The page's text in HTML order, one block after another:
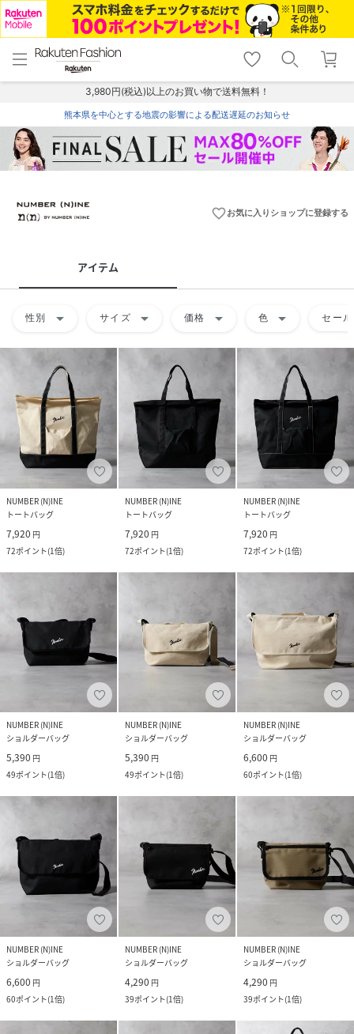
menu home
トップ
shopping_cart lock_outline
ログイン
3,980円(税込)以上のお買い物で送料無料！
熊本県を中心とする地震の影響による配送遅延のお知らせ
favorite_borderお気に入りショップに登録する
アイテム
性別 arrow_drop_down サイズ arrow_drop_down 価格 arrow_drop_down 色 arrow_drop_down セール
NUMBER (N)INE
トートバッグ
7,920 円
72ポイント(1倍)
NUMBER (N)INE
トートバッグ
7,920 円
72ポイント(1倍)
NUMBER (N)INE
トートバッグ
7,920 円
72ポイント(1倍)
NUMBER (N)INE
ショルダーバッグ
5,390 円
49ポイント(1倍)
NUMBER (N)INE
ショルダーバッグ
5,390 円
49ポイント(1倍)
NUMBER (N)INE
ショルダーバッグ
6,600 円
60ポイント(1倍)
NUMBER (N)INE
ショルダーバッグ
6,600 円
60ポイント(1倍)
NUMBER (N)INE
ショルダーバッグ
4,290 円
39ポイント(1倍)
NUMBER (N)INE
ショルダーバッグ
4,290 円
39ポイント(1倍)